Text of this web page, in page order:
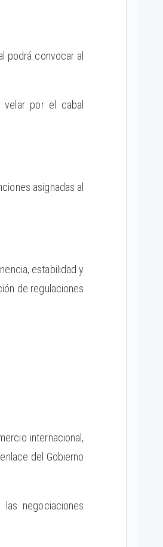
podrá convocar al
por el cabal
asignadas al
estabilidad y
de regulaciones
internacional,
del Gobierno
negociaciones